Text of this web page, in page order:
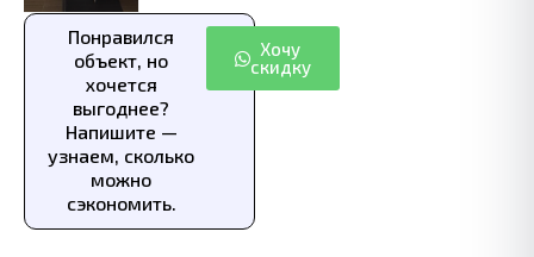
Понравился
объект, но
хочется
выгоднее?
Напишите —
узнаем, сколько
можно
сэкономить.
Хочу
скидку